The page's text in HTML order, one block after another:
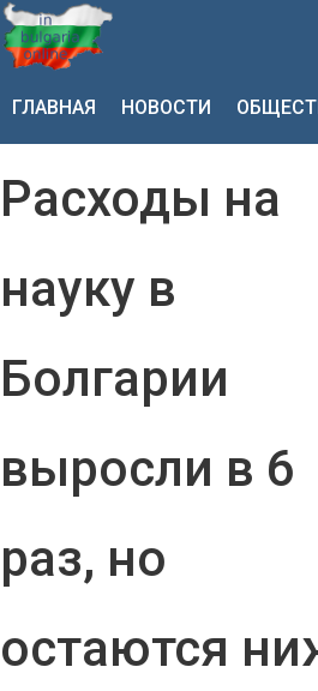
ГЛАВНАЯ НОВОСТИ
Расходы на
науку в
Болгарии
выросли в 6
раз, но
остаются